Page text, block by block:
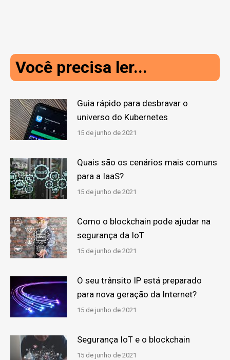
Você precisa ler...
Guia rápido para desbravar o
universo do Kubernetes
15 de junho de 2021
Quais são os cenários mais comuns
para a IaaS?
15 de junho de 2021
Como o blockchain pode ajudar na
segurança da IoT
15 de junho de 2021
O seu trânsito IP está preparado
para nova geração da Internet?
15 de junho de 2021
Segurança IoT e o blockchain
15 de junho de 2021